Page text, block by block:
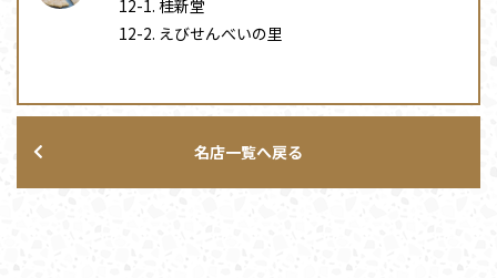
桂新堂
えびせんべいの里
名店一覧へ戻る